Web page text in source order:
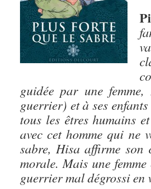
guidée par une
guerrier) et à ses
tous les êtres humains
avec cet homme qui ne
sabre, Hisa affirme son
morale. Mais une
guerrier mal dégrossi en